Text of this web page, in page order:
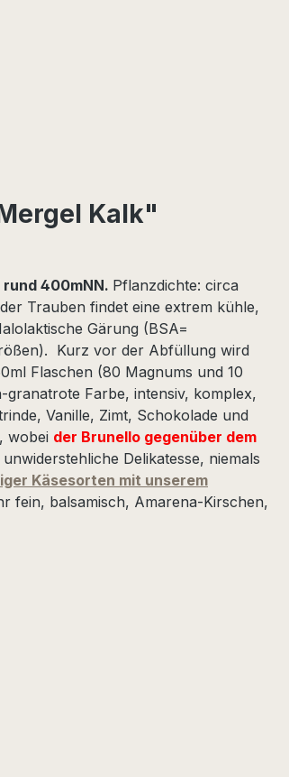
Kalk"
400mNN. Pflanzdichte: circa
Trauben findet eine extrem kühle,
Gärung (BSA=
Kurz vor der Abfüllung wird
Flaschen (80 Magnums und 10
granatrote Farbe, intensiv, komplex,
Vanille, Zimt, Schokolade und
wobei der Brunello gegenüber dem
Delikatesse, niemals
Käsesorten mit unserem
fein, balsamisch, Amarena-Kirschen,